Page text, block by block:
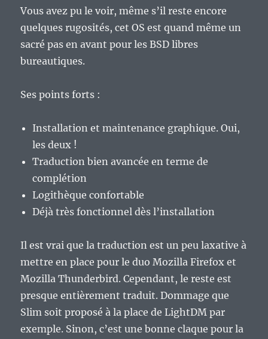
Vous avez pu le voir, même s’il reste encore
quelques rugosités, cet OS est quand même un
sacré pas en avant pour les BSD libres
bureautiques.
Ses points forts :
Installation et maintenance graphique. Oui,
les deux !
Traduction bien avancée en terme de
complétion
Logithèque confortable
Déjà très fonctionnel dès l’installation
Il est vrai que la traduction est un peu laxative à
mettre en place pour le duo Mozilla Firefox et
Mozilla Thunderbird. Cependant, le reste est
presque entièrement traduit. Dommage que
Slim soit proposé à la place de LightDM par
exemple. Sinon, c’est une bonne claque pour la